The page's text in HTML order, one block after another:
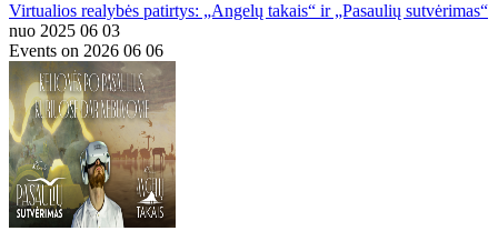
Virtualios realybės patirtys: „Angelų takais“ ir „Pasaulių sutvėrimas“
nuo 2025 06 03
Events on 2026 06 06